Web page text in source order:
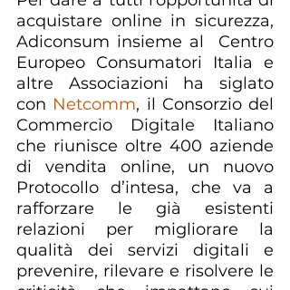
acquistare online in sicurezza,
Adiconsum insieme al  Centro
Europeo Consumatori Italia e
altre Associazioni ha siglato
con Netcomm, il Consorzio del
Commercio Digitale Italiano
che riunisce oltre 400 aziende
di vendita online, un nuovo
Protocollo d’intesa, che va a
rafforzare le già esistenti
relazioni per migliorare la
qualità dei servizi digitali e
prevenire, rilevare e risolvere le